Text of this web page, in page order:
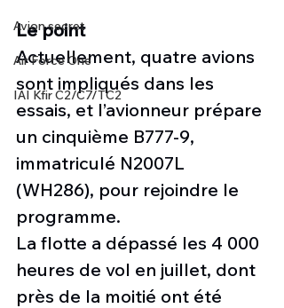
Avion secret
Air Force One
IAI Kfir C2/C7/TC2
Le point
Actuellement, quatre avions
sont impliqués dans les
essais, et l’avionneur prépare
un cinquième B777-9,
immatriculé N2007L
(WH286), pour rejoindre le
programme.
La flotte a dépassé les 4 000
heures de vol en juillet, dont
près de la moitié ont été